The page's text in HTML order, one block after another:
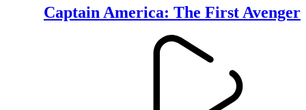
Captain America: The First Avenger